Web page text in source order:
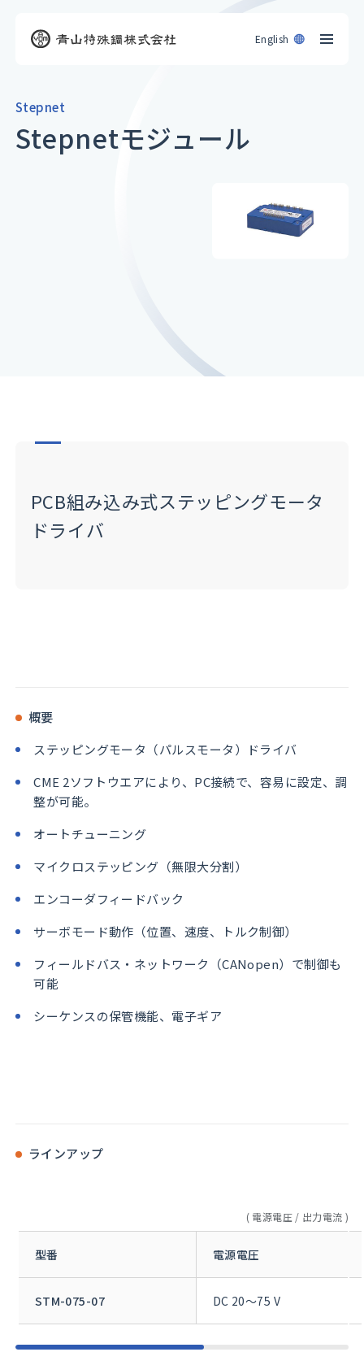
English
Stepnet
Stepnetモジュール
PCB組み込み式ステッピングモータ
ドライバ
概要
ステッピングモータ（パルスモータ）ドライバ
CME 2ソフトウエアにより、PC接続で、容易に設定、調
整が可能。
オートチューニング
マイクロステッピング（無限大分割）
エンコーダフィードバック
サーボモード動作（位置、速度、トルク制御）
フィールドバス・ネットワーク（CANopen）で制御も
可能
シーケンスの保管機能、電子ギア
ラインアップ
電源電圧 / 出力電流
型番 電源電圧
STM-075-07 DC 20～75 V